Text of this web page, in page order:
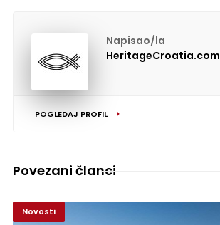
Napisao/la
HeritageCroatia.com
POGLEDAJ PROFIL
Povezani članci
Novosti